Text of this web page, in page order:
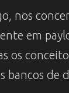
nos
em
os
bancos de